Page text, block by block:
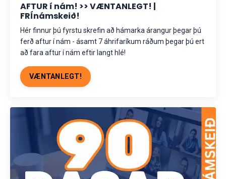
AFTUR í nám! >> VÆNTANLEGT! |
FRÍnámskeið!
Hér finnur þú fyrstu skrefin að hámarka árangur þegar þú
ferð aftur í nám - ásamt 7 áhrifaríkum ráðum þegar þú ert
að fara aftur í nám eftir langt hlé!
VÆNTANLEGT!